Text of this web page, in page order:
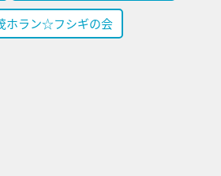
ホラン☆フシギの会